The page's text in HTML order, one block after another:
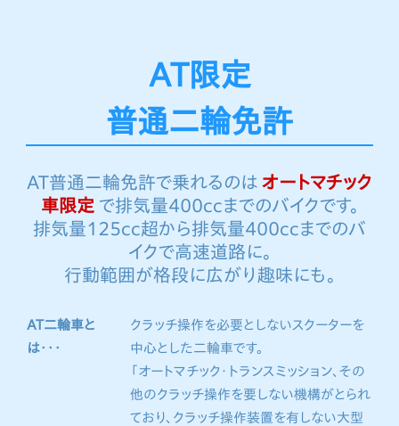
AT限定
普通二輪免許
AT普通二輪免許で乗れるのは オートマチック
車限定 で排気量400ccまでのバイクです。
排気量125cc超から排気量400ccまでのバ
イクで高速道路に。
行動範囲が格段に広がり趣味にも。
AT二輪車と
は・・・
クラッチ操作を必要としないスクーターを
中心とした二輪車です。
「オートマチック・トランスミッション、その
他のクラッチ操作を要しない機構がとられ
ており、クラッチ操作装置を有しない大型